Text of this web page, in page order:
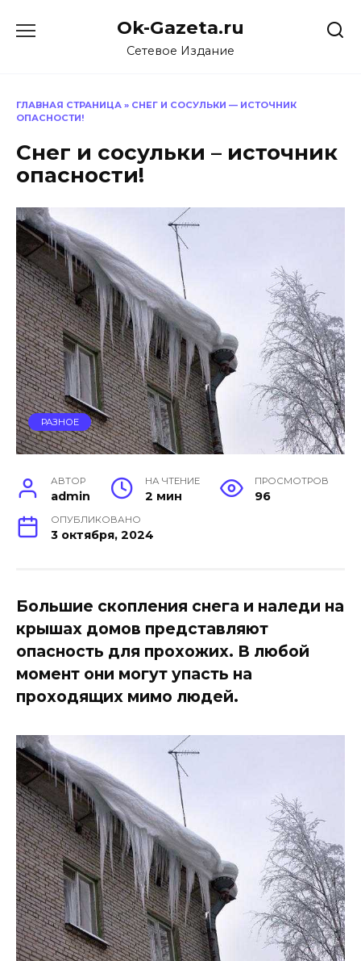
Ok-Gazeta.ru
Сетевое Издание
ГЛАВНАЯ СТРАНИЦА » СНЕГ И СОСУЛЬКИ — ИСТОЧНИК
ОПАСНОСТИ!
Снег и сосульки – источник
опасности!
РАЗНОЕ
АВТОР
admin
НА ЧТЕНИЕ
2 мин
ПРОСМОТРОВ
96
ОПУБЛИКОВАНО
3 октября, 2024
Большие скопления снега и наледи на
крышах домов представляют
опасность для прохожих. В любой
момент они могут упасть на
проходящих мимо людей.